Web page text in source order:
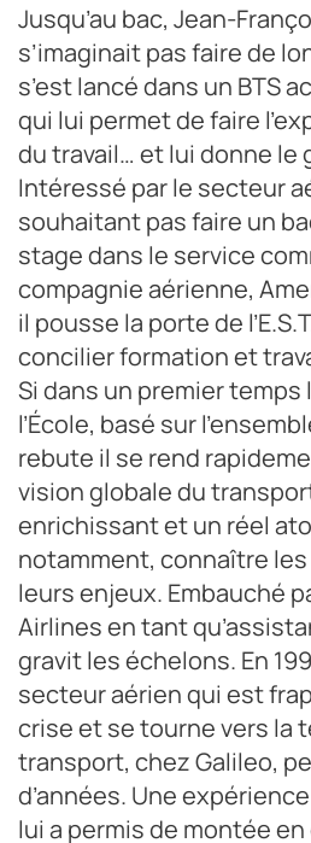
Jusqu’au bac, Jean-
s’imaginait pas faire de
s’est lancé dans un BTS
qui lui permet de faire
du travail… et lui donne le
Intéressé par le secteur
souhaitant pas faire un
stage dans le service
compagnie aérienne,
il pousse la porte de
concilier formation et
Si dans un premier temps
l’École, basé sur
rebute il se rend
vision globale du
enrichissant et un réel
notamment, connaître
leurs enjeux. Embauché
Airlines en tant
gravit les échelons. En
secteur aérien qui est
crise et se tourne vers la
transport, chez Galileo,
d’années. Une
lui a permis de montée